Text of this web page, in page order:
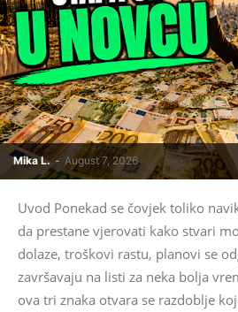
Mika L. - August 7, 2026
Uvod Ponekad se čovjek toliko
da prestane vjerovati kako stvari
dolaze, troškovi rastu, planovi se
završavaju na listi za neka bolja
ova tri znaka otvara se razdoblje